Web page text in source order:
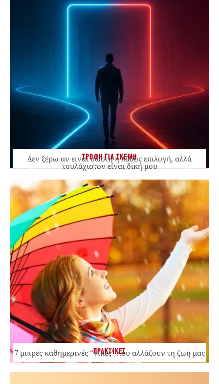
ΤΡΟΦΗ ΓΙΑ ΣΚΕΨΗ
Δεν ξέρω αν είναι σωστή ή λάθος επιλογή, αλλά
τουλάχιστον είναι δική μου
ΠΡΑΚΤΙΚΕΣ
7 μικρές καθημερινές “νίκες” που αλλάζουν τη ζωή μας